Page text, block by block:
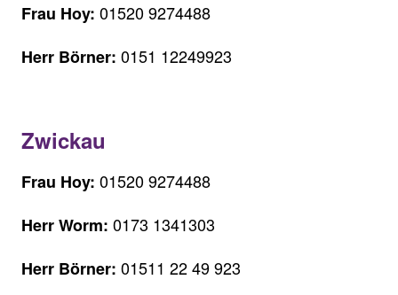
Frau Hoy: 01520 9274488
Herr Börner: 0151 12249923
Zwickau
Frau Hoy: 01520 9274488
Herr Worm: 0173 1341303
Herr Börner: 01511 22 49 923